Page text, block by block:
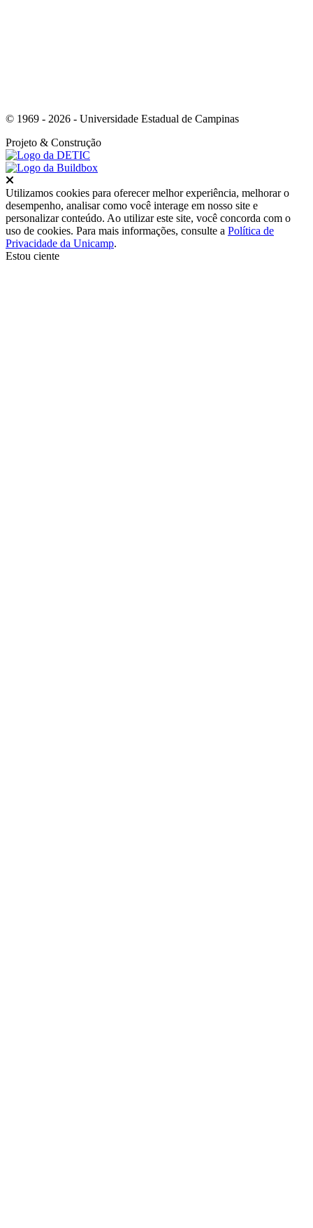
© 1969 - 2026 - Universidade Estadual de Campinas
Projeto & Construção
Utilizamos cookies para oferecer melhor experiência, melhorar o
desempenho, analisar como você interage em nosso site e
personalizar conteúdo. Ao utilizar este site, você concorda com o
uso de cookies. Para mais informações, consulte a Política de
Privacidade da Unicamp.
Estou ciente